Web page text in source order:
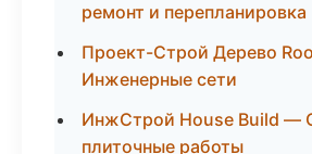
ремонт и перепланировка
Проект-Строй Дерево
Инженерные сети
ИнжСтрой House Build —
плиточные работы